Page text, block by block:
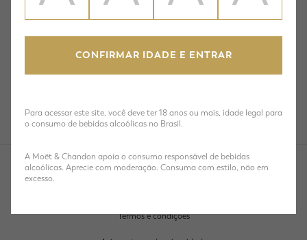
CONFIRMAR IDADE E ENTRAR
Para acessar este site, você deve ter 18 anos ou mais, idade legal para
o consumo de bebidas alcoólicas no Brasil.
A Moët & Chandon apoia o consumo responsável de bebidas
alcoólicas. Aprecie com moderação. Consuma com estilo, não em
excesso.
Termos e condições